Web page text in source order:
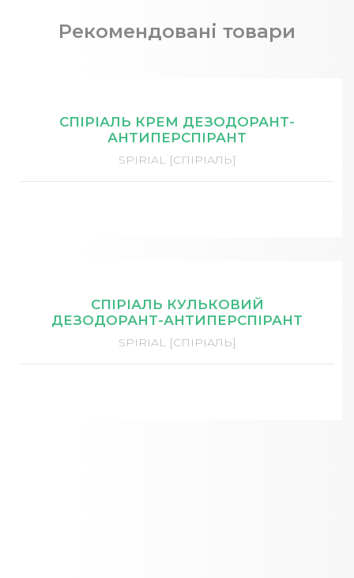
Рекомендовані товари
СПІРІАЛЬ КРЕМ ДЕЗОДОРАНТ-
АНТИПЕРСПІРАНТ
SPIRIAL [СПІРІАЛЬ]
СПІРІАЛЬ КУЛЬКОВИЙ
ДЕЗОДОРАНТ-АНТИПЕРСПІРАНТ
SPIRIAL [СПІРІАЛЬ]